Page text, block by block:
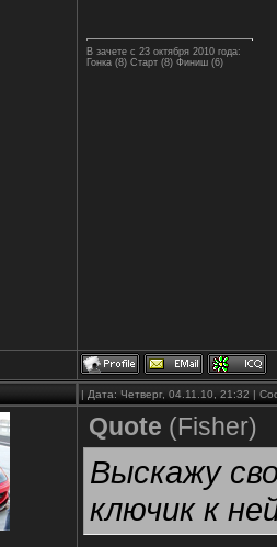
В зачете с 23 октября 2010 года:
Гонка (8) Старт (8) Финиш (6)
| Дата: Четверг, 04.11.10, 21:32 |
Quote (Fisher)
Выскажу
ключик к